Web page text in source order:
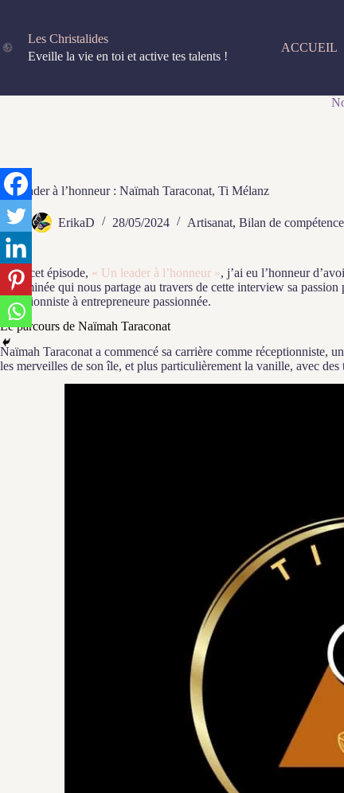
contenuLes Christalides
Eveille la vie en toi et active tes talents !
ACCUEIL
Un leader à l’honneur : Naïmah Taraconat, Ti Mélanz
ErikaD 28/05/2024 Artisanat, Bilan de
Dans cet épisode, « Un leader à l’honneur », j’ai eu l’honneur
déterminée qui nous partage au travers de cette interview sa
réceptionniste à entrepreneure passionnée.
Le parcours de Naïmah Taraconat
Naïmah Taraconat a commencé sa carrière comme réceptionniste,
les merveilles de son île, et plus particulièrement la vanille, avec